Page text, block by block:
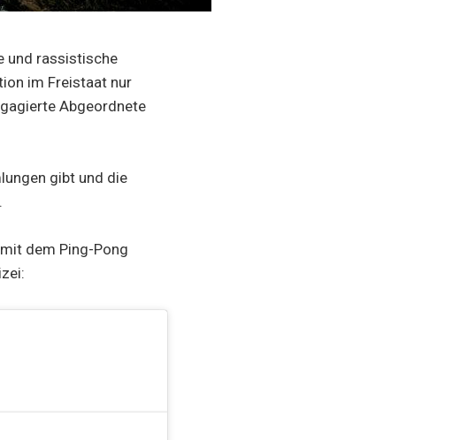
und rassistische
im Freistaat nur
Abgeordnete
gibt und die
dem Ping-Pong